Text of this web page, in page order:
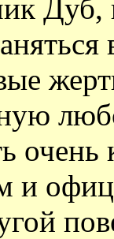
Дуб,
очень
и